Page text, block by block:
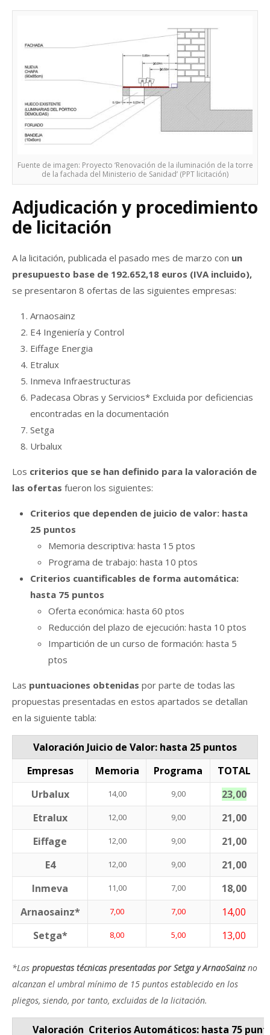
Fuente de imagen: Proyecto ‘Renovación de la iluminación de la torre
de la fachada del Ministerio de Sanidad’ (PPT licitación)
Adjudicación y procedimiento
de licitación
A la licitación, publicada el pasado mes de marzo con un
presupuesto base de 192.652,18 euros (IVA incluido),
se presentaron 8 ofertas de las siguientes empresas:
Arnaosainz
E4 Ingeniería y Control
Eiffage Energia
Etralux
Inmeva Infraestructuras
Padecasa Obras y Servicios* Excluida por deficiencias
encontradas en la documentación
Setga
Urbalux
Los criterios que se han definido para la valoración de
las ofertas fueron los siguientes:
Criterios que dependen de juicio de valor: hasta
25 puntos
Memoria descriptiva: hasta 15 ptos
Programa de trabajo: hasta 10 ptos
Criterios cuantificables de forma automática:
hasta 75 puntos
Oferta económica: hasta 60 ptos
Reducción del plazo de ejecución: hasta 10 ptos
Impartición de un curso de formación: hasta 5
ptos
Las puntuaciones obtenidas por parte de todas las
propuestas presentadas en estos apartados se detallan
en la siguiente tabla:
Valoración Juicio de Valor: hasta 25 puntos
Empresas
Memoria Programa
TOTAL
Urbalux
14,00 9,00
23,00
Etralux
12,00 9,00
21,00
Eiffage
12,00 9,00
21,00
E4
12,00 9,00
21,00
Inmeva
11,00 7,00
18,00
Arnaosainz*
7,00 7,00
14,00
Setga*
8,00 5,00 13,00
*Las propuestas técnicas presentadas por Setga y ArnaoSainzno
alcanzan el umbral mínimo de 15 puntos establecido en los
pliegos, siendo, por tanto, excluidas de la licitación.
Valoración Criterios Automáticos: hasta 75